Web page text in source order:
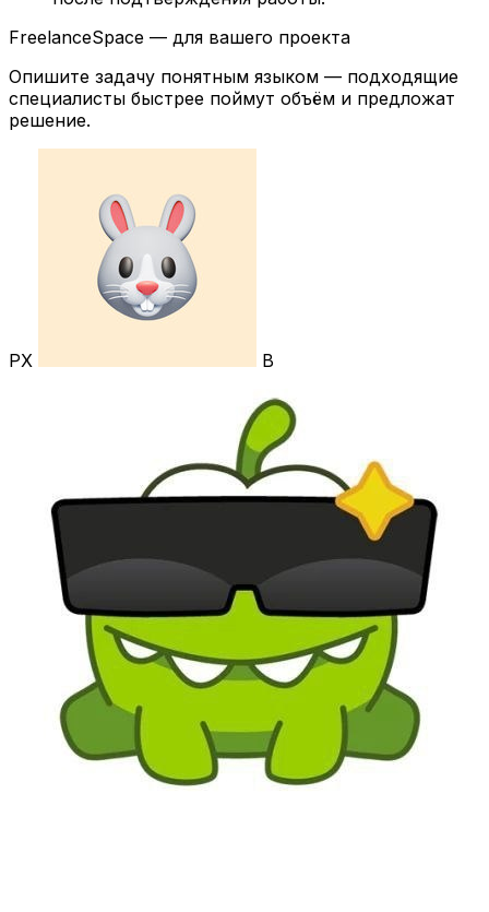
FreelanceSpace — для вашего проекта
Опишите задачу понятным языком — подходящие
специалисты быстрее поймут объём и предложат
решение.
РХ В